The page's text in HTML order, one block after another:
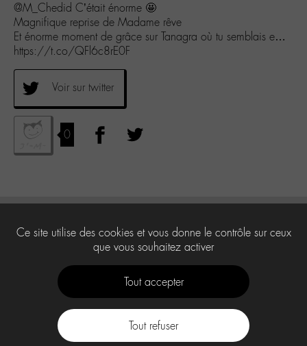
@M_Chedid C’était énorme 🤩
Magnifique reprise de Madame rêve
Et énorme moment de grâce sur Tanagra où tu semblais e…
https://t.co/QFl6c8rE0F
Voir sur twitter
0
Ce site utilise des cookies et vous donne le contrôle sur ceux
que vous souhaitez activer
Tout accepter
Tout refuser